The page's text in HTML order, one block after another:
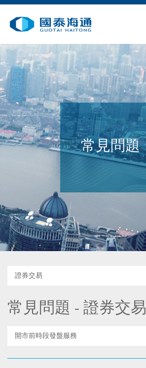
業務概覽
環境、社會及企業管治 國泰海通證券
常見問題
證券交易
常見問題 - 證券交易
開市前時段發盤服務